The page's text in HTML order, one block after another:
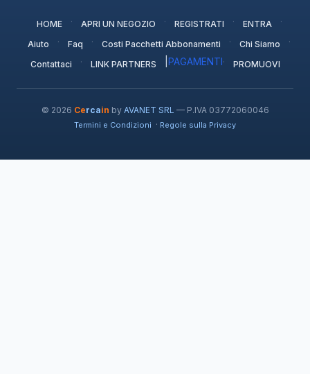
HOME · APRI UN NEGOZIO · REGISTRATI · ENTRA ·
Aiuto · Faq · Costi Pacchetti Abbonamenti · Chi Siamo ·
Contattaci · LINK PARTNERS PAGAMENTI· PROMUOVI
© 2026 Cercain by AVANET SRL — P.IVA 03772060046
Termini e Condizioni · Regole sulla Privacy